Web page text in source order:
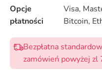
Opcje
płatności
Visa,
Bitcoin,
Bezpłatna
zamówień powyżej zl